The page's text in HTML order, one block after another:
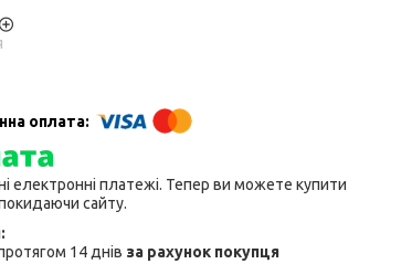
електронні платежі. Тепер ви можете купити
сайту.
14 днів за рахунок покупця